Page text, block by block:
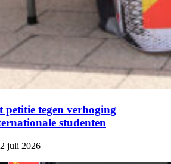
petitie tegen verhoging
studenten
2 juli 2026